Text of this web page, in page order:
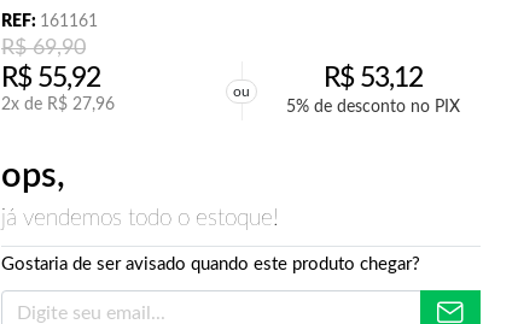
REF: 161161
R$69,90
R$55,92
2x de R$ 27,96
ou R$53,12
5% de desconto no PIX
ops,
já vendemos todo o estoque!
Gostaria de ser avisado quando este produto chegar?